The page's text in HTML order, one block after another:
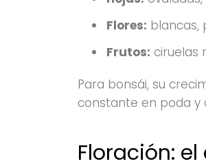
Flores: blancas,
Frutos: ciruelas
Para bonsái, su
constante en poda y
Floración: